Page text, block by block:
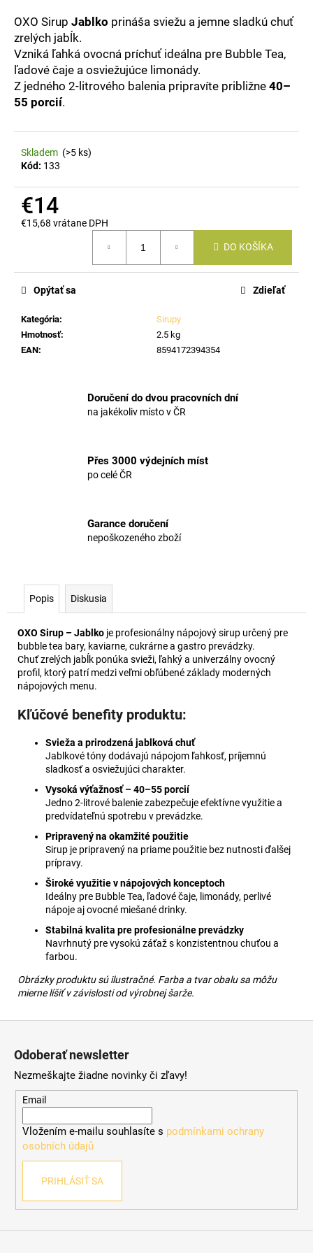
OXO Sirup Jablko prináša sviežu a jemne sladkú chuť
zrelých jabĺk.
Vzniká ľahká ovocná príchuť ideálna pre Bubble Tea,
ľadové čaje a osviežujúce limonády.
Z jedného 2-litrového balenia pripravíte približne 40–
55 porcií.
Skladem (>5 ks)
Kód: 133
€14
€15,68 vrátane DPH
DO KOŠÍKA
Kategória:
Sirupy
Hmotnosť:
2.5 kg
EAN: 8594172394354
Opýtať sa Zdieľať
Doručení do dvou pracovních dní
na jakékoliv místo v ČR
Přes 3000 výdejních míst
po celé ČR
Garance doručení
nepoškozeného zboží
Popis Diskusia
OXO Sirup – Jablko je profesionálny nápojový sirup určený pre
bubble tea bary, kaviarne, cukrárne a gastro prevádzky.
Chuť zrelých jabĺk ponúka svieži, ľahký a univerzálny ovocný
profil, ktorý patrí medzi veľmi obľúbené základy moderných
nápojových menu.
Kľúčové benefity produktu:
Svieža a prirodzená jablková chuť
Jablkové tóny dodávajú nápojom ľahkosť, príjemnú
sladkosť a osviežujúci charakter.
Vysoká výťažnosť – 40–55 porcií
Jedno 2-litrové balenie zabezpečuje efektívne využitie a
predvídateľnú spotrebu v prevádzke.
Pripravený na okamžité použitie
Sirup je pripravený na priame použitie bez nutnosti ďalšej
prípravy.
Široké využitie v nápojových konceptoch
Ideálny pre Bubble Tea, ľadové čaje, limonády, perlivé
nápoje aj ovocné miešané drinky.
Stabilná kvalita pre profesionálne prevádzky
Navrhnutý pre vysokú záťaž s konzistentnou chuťou a
farbou.
Obrázky produktu sú ilustračné. Farba a tvar obalu sa môžu
mierne líšiť v závislosti od výrobnej šarže.
á
j
s
ť
?
O
o
a
m
Odoberať newsletter
Nezmeškajte žiadne novinky či zľavy!
Email
Vložením e-mailu souhlasíte s podmínkami ochrany
osobních údajů
PRIHLÁSIŤ SA